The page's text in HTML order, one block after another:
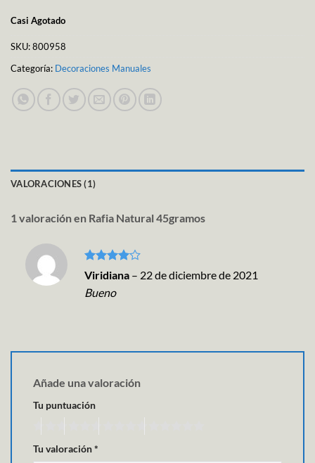
Casi Agotado
SKU:800958
Categoría: Decoraciones Manuales
VALORACIONES (1)
1 valoración en Rafia Natural 45gramos
Valorado
con4de
5
Viridiana – 22 de diciembre de 2021
Bueno
Añade una valoración
Tu puntuación
Tu valoración*